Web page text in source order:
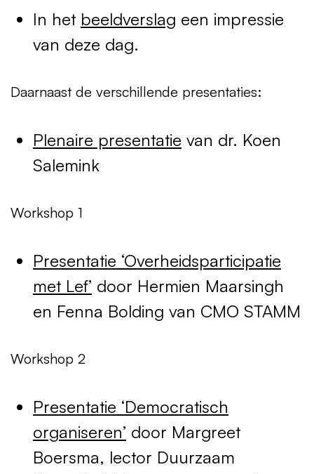
In het beeldverslag een impressie
van deze dag.
Daarnaast de verschillende presentaties:
Plenaire presentatie van dr. Koen
Salemink
Workshop 1
Presentatie ‘Overheidsparticipatie
met Lef’ door Hermien Maarsingh
en Fenna Bolding van CMO STAMM
Workshop 2
Presentatie ‘Democratisch
organiseren’ door Margreet
Boersma, lector Duurzaam